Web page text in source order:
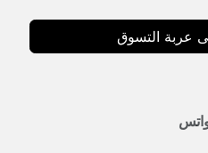
عربة التسوق